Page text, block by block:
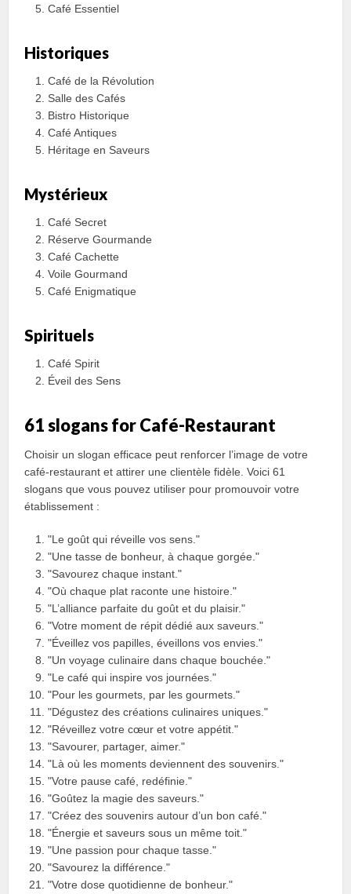
Café Essentiel
Historiques
Café de la Révolution
Salle des Cafés
Bistro Historique
Café Antiques
Héritage en Saveurs
Mystérieux
Café Secret
Réserve Gourmande
Café Cachette
Voile Gourmand
Café Enigmatique
Spirituels
Café Spirit
Éveil des Sens
61 slogans for Café-Restaurant
Choisir un slogan efficace peut renforcer l’image de votre
café-restaurant et attirer une clientèle fidèle. Voici 61
slogans que vous pouvez utiliser pour promouvoir votre
établissement :
"Le goût qui réveille vos sens."
"Une tasse de bonheur, à chaque gorgée."
"Savourez chaque instant."
"Où chaque plat raconte une histoire."
"L’alliance parfaite du goût et du plaisir."
"Votre moment de répit dédié aux saveurs."
"Éveillez vos papilles, éveillons vos envies."
"Un voyage culinaire dans chaque bouchée."
"Le café qui inspire vos journées."
"Pour les gourmets, par les gourmets."
"Dégustez des créations culinaires uniques."
"Réveillez votre cœur et votre appétit."
"Savourer, partager, aimer."
"Là où les moments deviennent des souvenirs."
"Votre pause café, redéfinie."
"Goûtez la magie des saveurs."
"Créez des souvenirs autour d’un bon café."
"Énergie et saveurs sous un même toit."
"Une passion pour chaque tasse."
"Savourez la différence."
"Votre dose quotidienne de bonheur."